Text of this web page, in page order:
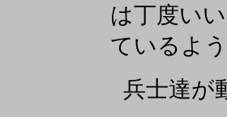
は丁度い
ているよ
兵士達が